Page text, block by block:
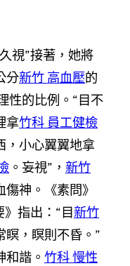
視”接著，她將
分新竹 高血壓的
性的比例。“目不
拿竹科 員工健檢
，小心翼翼地拿
。妄視”， 新竹
神。《素問》
指出：“目新竹
瞑，瞑則不昏。”
諧。 竹科 慢性